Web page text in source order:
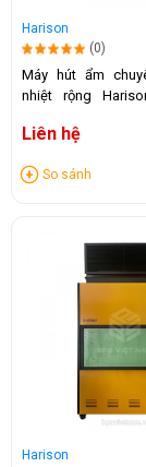
Harison
(0)
Máy hút ẩm
nhiệt rộng
Liên hệ
So sánh
Harison